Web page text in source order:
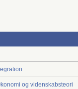
og videnskabsteori